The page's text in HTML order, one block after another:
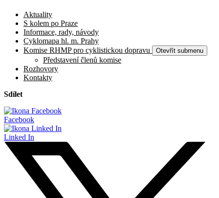
Aktuality
S kolem po Praze
Informace, rady, návody
Cyklomapa hl. m. Prahy
Komise RHMP pro cyklistickou dopravu
Otevřít submenu
Představení členů komise
Rozhovory
Kontakty
Sdílet
Facebook
Linked In